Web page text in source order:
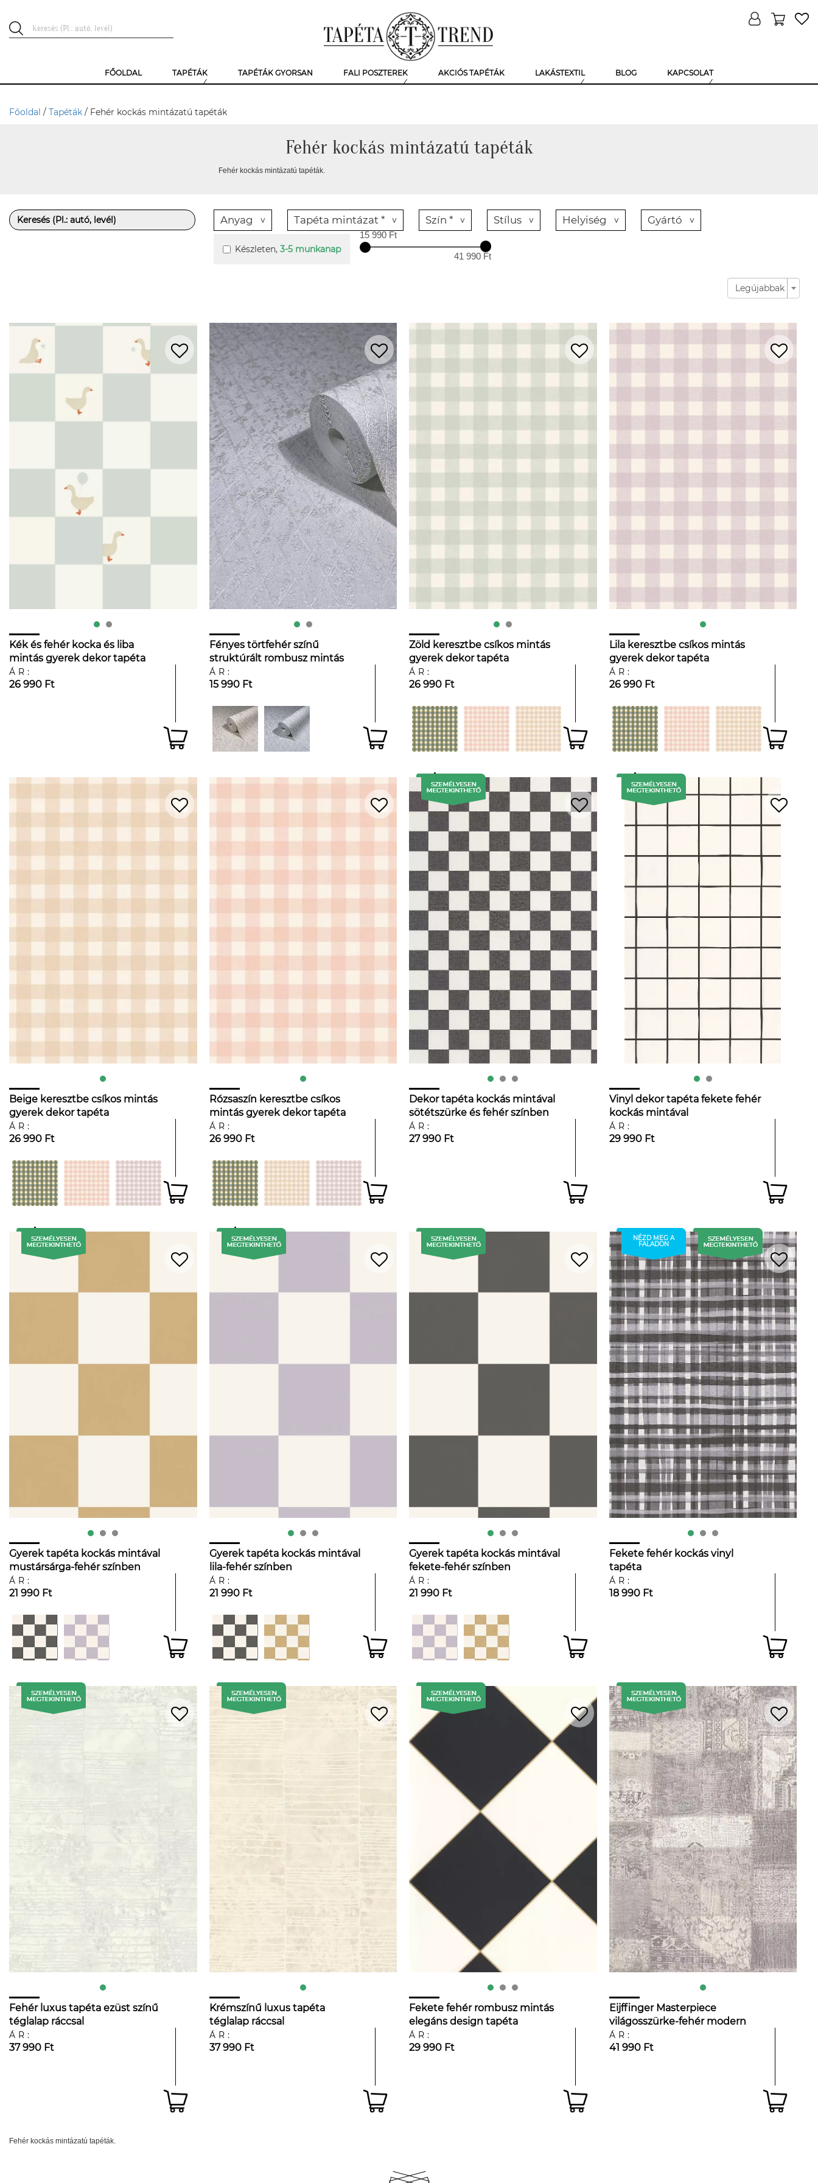
FŐOLDAL TAPÉTÁK TAPÉTÁK GYORSAN FALI POSZTEREK AKCIÓS TAPÉTÁK LAKÁSTEXTIL BLOG KAPCSOLAT
Főoldal / Tapéták / Fehér kockás mintázatú tapéták
Fehér kockás mintázatú tapéták
Fehér kockás mintázatú tapéták.
Anyag Tapéta mintázat * Szín * Stílus Helyiség Gyártó
Készleten, 3-5 munkanap
15 990 Ft
41 990 Ft
Legújabbak
Kék és fehér kocka és liba
mintás gyerek dekor tapéta
ÁR:
26 990 Ft
Fényes törtfehér színű
struktúrált rombusz mintás
vinyl dekor tapéta
ÁR:
15 990 Ft
Zöld keresztbe csíkos mintás
gyerek dekor tapéta
ÁR:
26 990 Ft
Lila keresztbe csíkos mintás
gyerek dekor tapéta
ÁR:
26 990 Ft
Beige keresztbe csíkos mintás
gyerek dekor tapéta
ÁR:
26 990 Ft
Rózsaszín keresztbe csíkos
mintás gyerek dekor tapéta
ÁR:
26 990 Ft
Dekor tapéta kockás mintával
sötétszürke és fehér színben
ÁR:
27 990 Ft
Vinyl dekor tapéta fekete fehér
kockás mintával
ÁR:
29 990 Ft
Gyerek tapéta kockás mintával
mustársárga-fehér színben
ÁR:
21 990 Ft
Gyerek tapéta kockás mintával
lila-fehér színben
ÁR:
21 990 Ft
Gyerek tapéta kockás mintával
fekete-fehér színben
ÁR:
21 990 Ft
NÉZD MEG A
FALADON
Fekete fehér kockás vinyl
tapéta
ÁR:
18 990 Ft
Fehér luxus tapéta ezüst színű
téglalap ráccsal
ÁR:
37 990 Ft
Krémszínű luxus tapéta
téglalap ráccsal
ÁR:
37 990 Ft
Fekete fehér rombusz mintás
elegáns design tapéta
ÁR:
29 990 Ft
Eijffinger Masterpiece
világosszürke-fehér modern
orientális mintás tapéta
ÁR:
41 990 Ft
Fehér kockás mintázatú tapéták.